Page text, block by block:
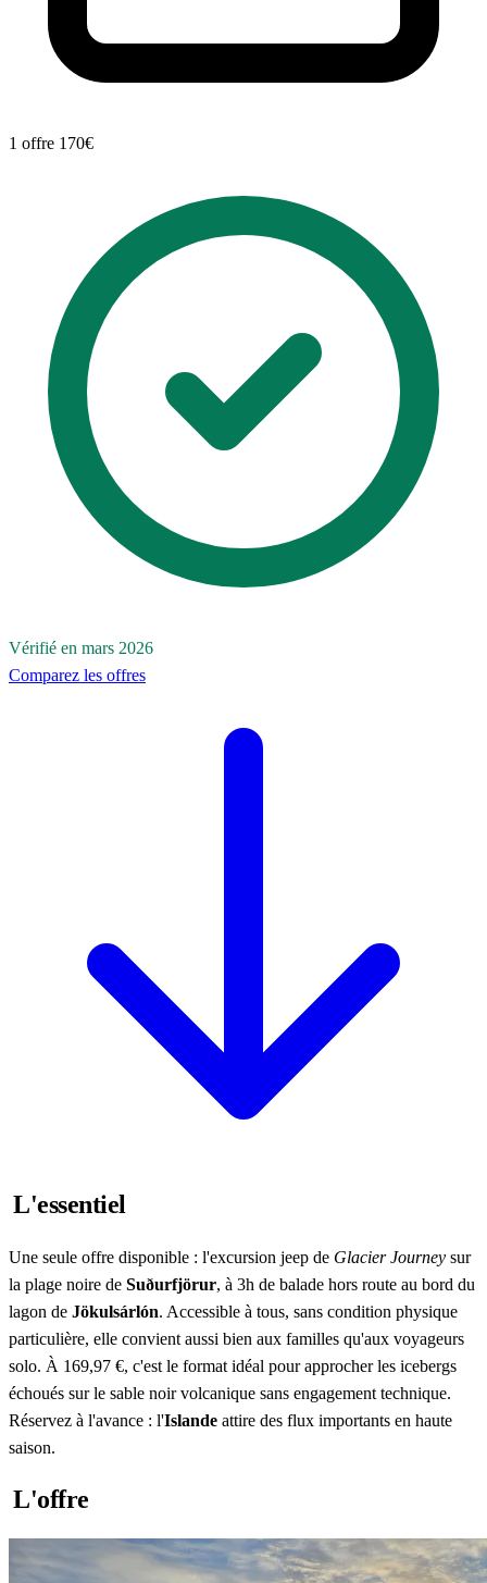
1 offre 170€
Vérifié en mars 2026
Comparez les offres
L'essentiel
Une seule offre disponible : l'excursion jeep de Glacier Journey sur
la plage noire de Suðurfjörur, à 3h de balade hors route au bord du
lagon de Jökulsárlón. Accessible à tous, sans condition physique
particulière, elle convient aussi bien aux familles qu'aux voyageurs
solo. À 169,97 €, c'est le format idéal pour approcher les icebergs
échoués sur le sable noir volcanique sans engagement technique.
Réservez à l'avance : l'Islande attire des flux importants en haute
saison.
L'offre